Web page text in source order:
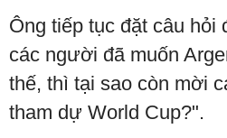
Ông tiếp tục đặt câu hỏi
các người đã muốn
thế, thì tại sao còn mời
tham dự World Cup?".